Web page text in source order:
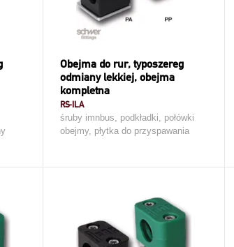
Obejma do rur, typoszereg
odmiany lekkiej, obejma
kompletna
RS-ILA
śruby imnbus, podkładki, połówki
obejmy, płytka do przyspawania